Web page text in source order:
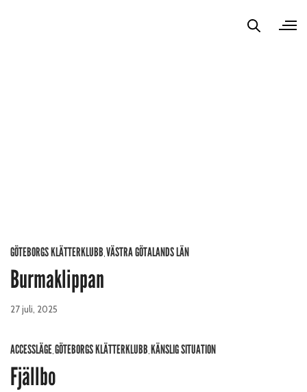
GÖTEBORGS KLÄTTERKLUBB,VÄSTRA GÖTALANDS LÄN
Burmaklippan
27 juli, 2025
ACCESSLÄGE,GÖTEBORGS KLÄTTERKLUBB,KÄNSLIG SITUATION
Fjällbo